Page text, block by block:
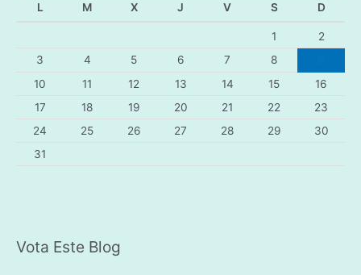
L M X J V S D
1
2
3
4 5 6 7 8
10
11 12 13 14 15
16
17
18 19 20 21 22
23
24
25 26 27 28 29
30
31
Vota Este Blog